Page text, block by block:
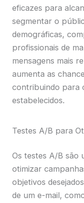
eficazes para
segmentar o
demográficas,
profissionais de
mensagens mais
aumenta as
contribuindo para
estabelecidos.
Testes A/B para
Os testes A/B são
otimizar
objetivos
de um e-mail,